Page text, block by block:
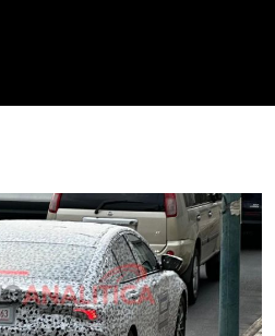
Agente Inteligente